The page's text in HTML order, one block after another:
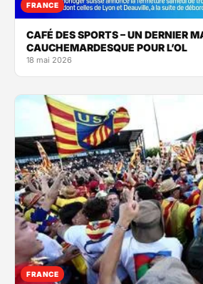
FRANCE
CAFÉ DES SPORTS – UN DERNIER
CAUCHEMARDESQUE POUR L’OL
18 mai 2026
FRANCE